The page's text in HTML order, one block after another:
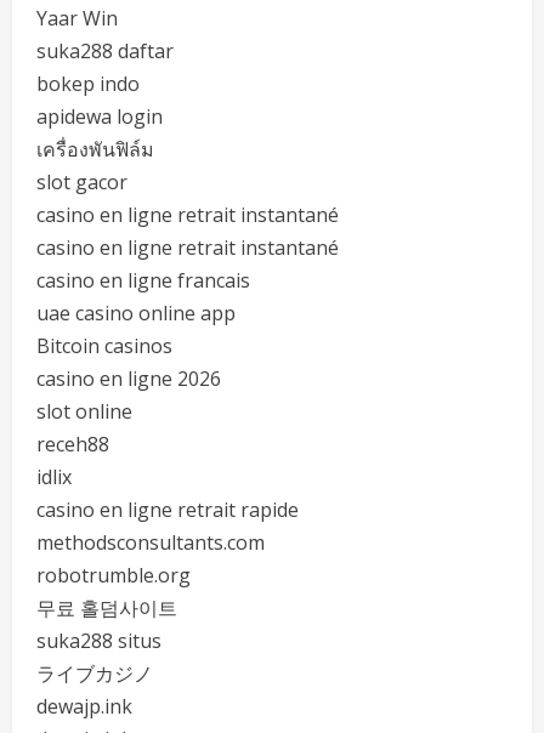
Yaar Win
suka288 daftar
bokep indo
apidewa login
เครื่องพันฟิล์ม
slot gacor
casino en ligne retrait instantané
casino en ligne retrait instantané
casino en ligne francais
uae casino online app
Bitcoin casinos
casino en ligne 2026
slot online
receh88
idlix
casino en ligne retrait rapide
methodsconsultants.com
robotrumble.org
무료 홀덤사이트
suka288 situs
ライブカジノ
dewajp.ink